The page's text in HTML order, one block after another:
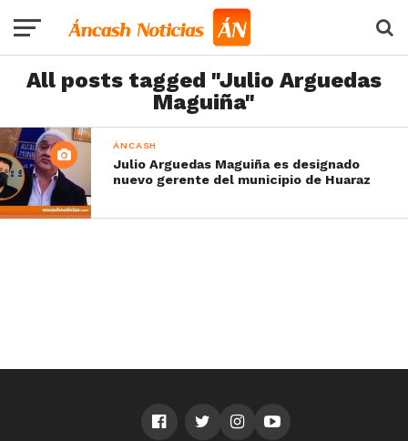
All posts tagged "Julio Arguedas
Maguiña"
ÁNCASH
Julio Arguedas Maguiña es designado
nuevo gerente del municipio de Huaraz